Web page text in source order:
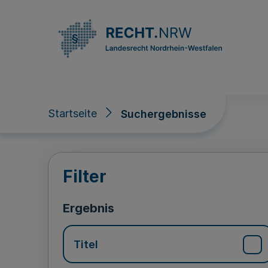
Startseite Suchergebnisse
Suchergebnisse
Filter
Ergebnis
Titel